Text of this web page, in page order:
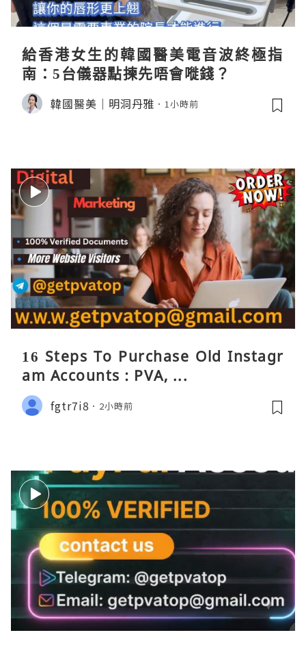
給香港女生的韓國醫美電音波終極指
南：5台儀器點揀先唔會嘥錢？
韓國醫美｜明洞丹雅 1小時前
16 Steps To Purchase Old Instagr
am Accounts : PVA, ...
fgtr7i8 2小時前